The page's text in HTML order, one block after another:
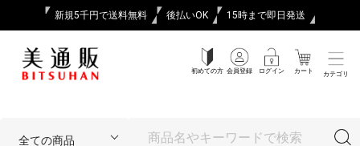
新規5千円で送料無料 後払いOK 15時まで即日発送
初めての方 会員登録 ログイン カート カテゴリ